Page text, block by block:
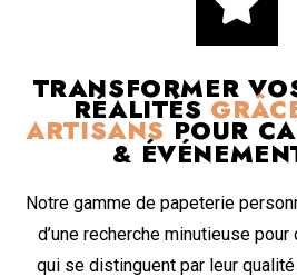
TRANSFORMER
RÉALITÉS
ARTISANSPOUR
&
Notre gamme de papeterie
d’une recherche minutieuse
qui se distinguent par leur